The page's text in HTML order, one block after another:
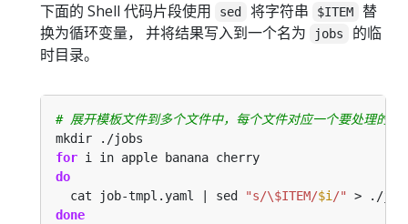
下面的 Shell 代码片段使用 sed 将字符串 $ITEM
替
换为循环变量， 并将结果写入到一个名为
jobs
的临
时目录。
# 展开模板文件到多个文件中，每个文件对应一个要处理的条
for
do
  cat job-tmpl.yaml | sed
"s/\$ITEM/$i /"
> ./
done